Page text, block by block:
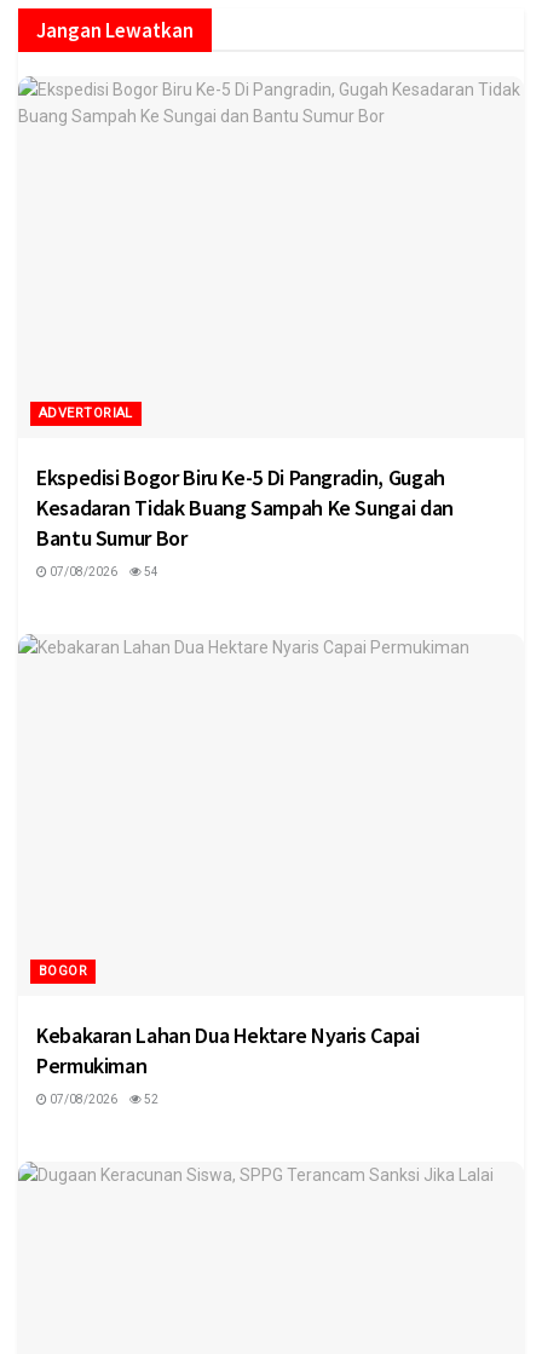
Jangan Lewatkan
ADVERTORIAL
Ekspedisi Bogor Biru Ke-5 Di Pangradin, Gugah
Kesadaran Tidak Buang Sampah Ke Sungai dan
Bantu Sumur Bor
07/08/2026 54
BOGOR
Kebakaran Lahan Dua Hektare Nyaris Capai
Permukiman
07/08/2026 52